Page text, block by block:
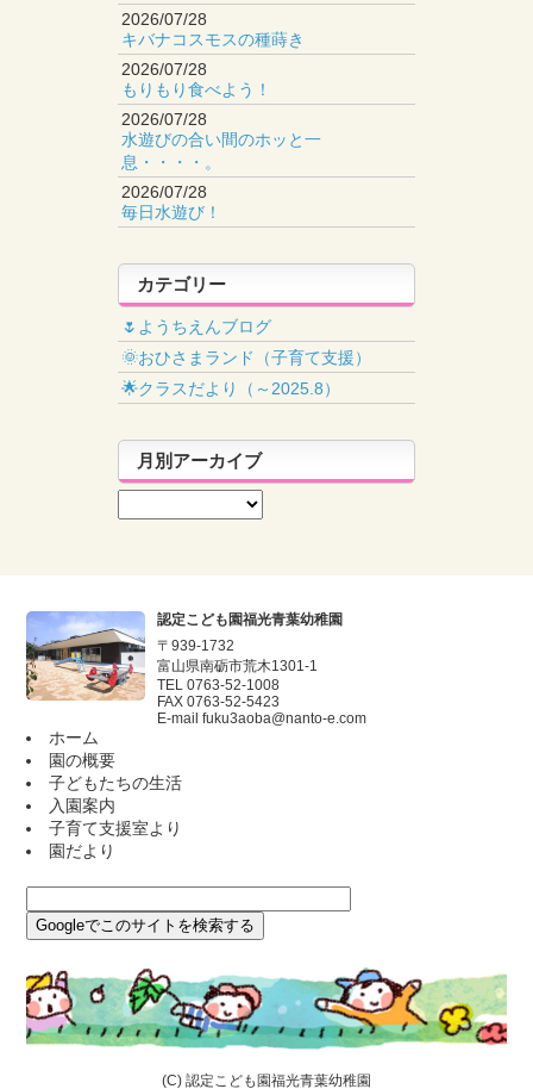
2026/07/28
キバナコスモスの種蒔き
2026/07/28
もりもり食べよう！
2026/07/28
水遊びの合い間のホッと一
息・・・・。
2026/07/28
毎日水遊び！
カテゴリー
🌷ようちえんブログ
🌞おひさまランド（子育て支援）
🌟クラスだより（～2025.8）
月別アーカイブ
認定こども園福光青葉幼稚園
〒939-1732
富山県南砺市荒木1301-1
TEL 0763-52-1008
FAX 0763-52-5423
E-mail fuku3aoba@nanto-e.com
ホーム
園の概要
子どもたちの生活
入園案内
子育て支援室より
園だより
(C) 認定こども園福光青葉幼稚園